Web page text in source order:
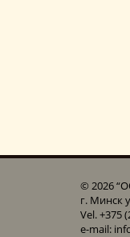
© 2026
г. Минск
Vel. +375
e-mail: